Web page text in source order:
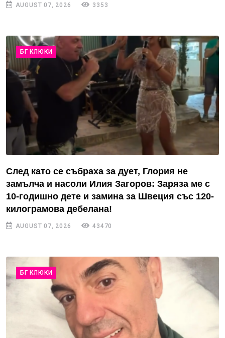
AUGUST 07, 2026 3353
БГ КЛЮКИ
След като се събраха за дует, Глория не
замълча и насоли Илия Загоров: Заряза ме с
10-годишно дете и замина за Швеция със 120-
килограмова дебелана!
AUGUST 07, 2026 43470
БГ КЛЮКИ